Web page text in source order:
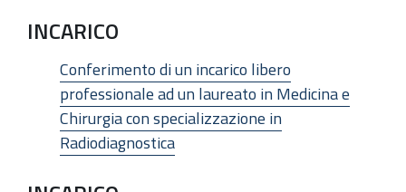
INCARICO
Conferimento di un incarico libero
professionale ad un laureato in Medicina e
Chirurgia con specializzazione in
Radiodiagnostica